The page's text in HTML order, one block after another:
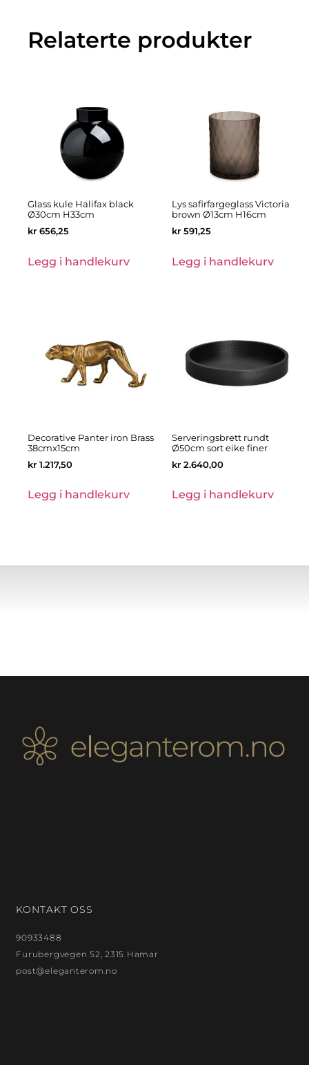
Relaterte produkter
Glass kule Halifax black
Ø30cm H33cm
kr 656,25
Legg i handlekurv
Lys safirfargeglass Victoria
brown Ø13cm H16cm
kr 591,25
Legg i handlekurv
Decorative Panter iron Brass
38cmx15cm
kr 1.217,50
Legg i handlekurv
Serveringsbrett rundt
Ø50cm sort eike finer
kr 2.640,00
Legg i handlekurv
KONTAKT OSS
90933488
Furubergvegen 52, 2315 Hamar
post@eleganterom.no